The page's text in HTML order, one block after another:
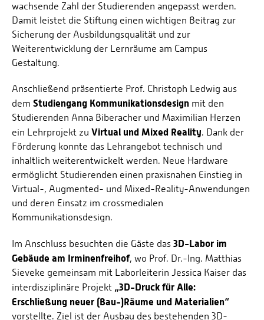
wachsende Zahl der Studierenden angepasst werden.
Damit leistet die Stiftung einen wichtigen Beitrag zur
Sicherung der Ausbildungsqualität und zur
Weiterentwicklung der Lernräume am Campus
Gestaltung.
Anschließend präsentierte Prof. Christoph Ledwig aus
dem Studiengang Kommunikationsdesign mit den
Studierenden Anna Biberacher und Maximilian Herzen
ein Lehrprojekt zu Virtual und Mixed Reality. Dank der
Förderung konnte das Lehrangebot technisch und
inhaltlich weiterentwickelt werden. Neue Hardware
ermöglicht Studierenden einen praxisnahen Einstieg in
Virtual-, Augmented- und Mixed-Reality-Anwendungen
und deren Einsatz im crossmedialen
Kommunikationsdesign.
Im Anschluss besuchten die Gäste das 3D-Labor im
Gebäude am Irminenfreihof, wo Prof. Dr.-Ing. Matthias
Sieveke gemeinsam mit Laborleiterin Jessica Kaiser das
interdisziplinäre Projekt „3D-Druck für Alle:
Erschließung neuer (Bau-)Räume und Materialien“
vorstellte. Ziel ist der Ausbau des bestehenden 3D-